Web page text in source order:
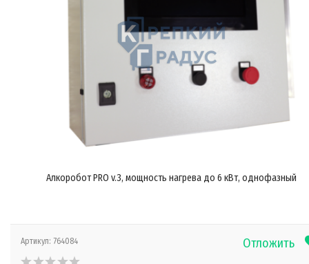
Алкоробот PRO v.3, мощность нагрева до 6 кВт, однофазный
Отложить
Артикул: 764084